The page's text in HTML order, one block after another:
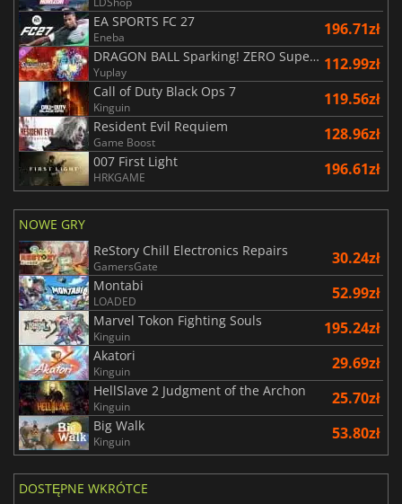
EA SPORTS FC 27
Eneba 196.71zł
DRAGON BALL Sparking! ZERO Super Limit Breaking NEO
Yuplay 112.99zł
Call of Duty Black Ops 7
Kinguin 119.56zł
Resident Evil Requiem
Game Boost 128.96zł
007 First Light
HRKGAME 196.61zł
NOWE GRY
ReStory Chill Electronics Repairs
GamersGate 30.24zł
Montabi
LOADED 52.99zł
Marvel Tokon Fighting Souls
Kinguin 195.24zł
Akatori
Kinguin 29.69zł
HellSlave 2 Judgment of the Archon
Kinguin 25.70zł
Big Walk
Kinguin 53.80zł
DOSTĘPNE WKRÓTCE